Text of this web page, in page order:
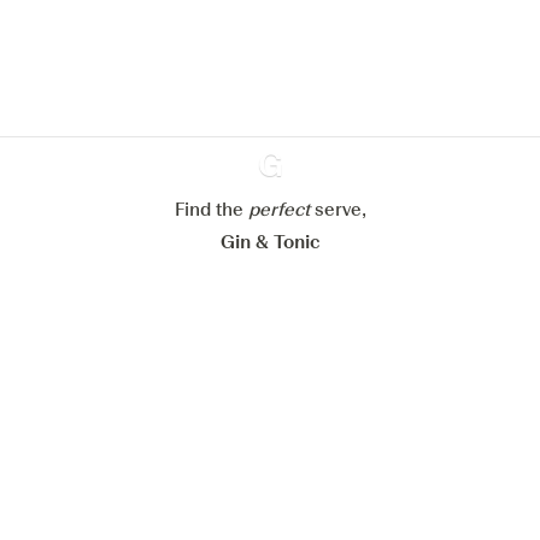
Ginventory
Find the perfectserve,
Gin & Tonic
Paramétrer mes cookies
Refuser tout Accepter tout